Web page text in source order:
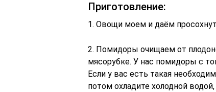
Приготовление:
1. Овощи моем и даём
2. Помидоры очищаем от
мясорубке. У нас помидоры с
Если у вас есть такая
потом охладите холодной